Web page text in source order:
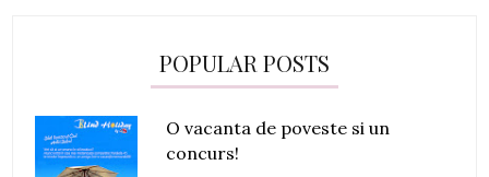
POPULAR POSTS
O vacanta de poveste si un
concurs!